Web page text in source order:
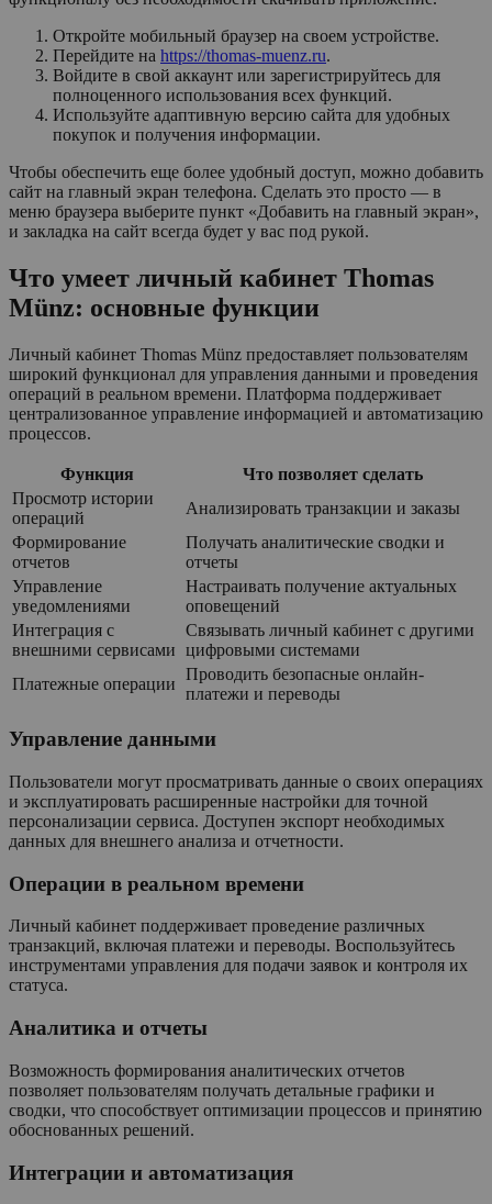
Откройте мобильный браузер на своем устройстве.
Перейдите на https://thomas-muenz.ru.
Войдите в свой аккаунт или зарегистрируйтесь для
полноценного использования всех функций.
Используйте адаптивную версию сайта для удобных
покупок и получения информации.
Чтобы обеспечить еще более удобный доступ, можно добавить
сайт на главный экран телефона. Сделать это просто — в
меню браузера выберите пункт «Добавить на главный экран»,
и закладка на сайт всегда будет у вас под рукой.
Что умеет личный кабинет Thomas
Münz: основные функции
Личный кабинет Thomas Münz предоставляет пользователям
широкий функционал для управления данными и проведения
операций в реальном времени. Платформа поддерживает
централизованное управление информацией и автоматизацию
процессов.
Функция
Что позволяет сделать
Просмотр истории
операций
Анализировать транзакции и заказы
Формирование
отчетов
Получать аналитические сводки и
отчеты
Управление
уведомлениями
Настраивать получение актуальных
оповещений
Интеграция с
внешними сервисами
Связывать личный кабинет с другими
цифровыми системами
Платежные операции
Проводить безопасные онлайн-
платежи и переводы
Управление данными
Пользователи могут просматривать данные о своих операциях
и эксплуатировать расширенные настройки для точной
персонализации сервиса. Доступен экспорт необходимых
данных для внешнего анализа и отчетности.
Операции в реальном времени
Личный кабинет поддерживает проведение различных
транзакций, включая платежи и переводы. Воспользуйтесь
инструментами управления для подачи заявок и контроля их
статуса.
Аналитика и отчеты
Возможность формирования аналитических отчетов
позволяет пользователям получать детальные графики и
сводки, что способствует оптимизации процессов и принятию
обоснованных решений.
Интеграции и автоматизация